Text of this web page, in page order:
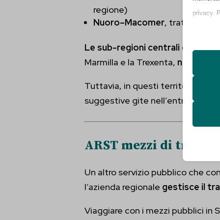
regione)
Nuoro–Macomer, tratta
Le sub-regioni centrali della
Marmilla e la Trexenta, non
Tuttavia, in questi territori è
suggestive gite nell’entroterra:
ARST mezzi di
Un altro servizio pubblico che
l’azienda regionale gestisce il
Viaggiare con i mezzi pubblici in
privacy.
I